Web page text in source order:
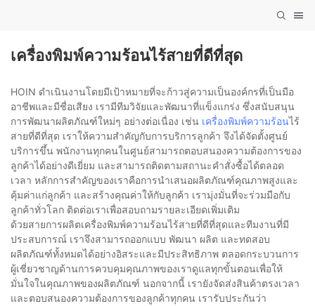
เครื่องพิมพ์ความร้อนไร้สายที่ดีที่สุด
HOIN ดำเนินงานโดยมีเป้าหมายที่จะก้าวสู่ความเป็นองค์กรที่เป็นมือ
อาชีพและมีชื่อเสียง เรามีทีมวิจัยและพัฒนาที่แข็งแกร่ง ซึ่งสนับสนุน
การพัฒนาผลิตภัณฑ์ใหม่ๆ อย่างต่อเนื่อง เช่น เครื่องพิมพ์ความร้อนไร้
สายที่ดีที่สุด เราให้ความสำคัญกับการบริการลูกค้า จึงได้จัดตั้งศูนย์
บริการขึ้น พนักงานทุกคนในศูนย์สามารถตอบสนองความต้องการของ
ลูกค้าได้อย่างดีเยี่ยม และสามารถติดตามสถานะคำสั่งซื้อได้ตลอด
เวลา หลักการสำคัญของเราคือการนำเสนอผลิตภัณฑ์คุณภาพสูงและ
คุ้มค่าแก่ลูกค้า และสร้างคุณค่าให้กับลูกค้า เรามุ่งมั่นที่จะร่วมมือกับ
ลูกค้าทั่วโลก ติดต่อเราเพื่อสอบถามรายละเอียดเพิ่มเติม
ด้วยสายการผลิตเครื่องพิมพ์ความร้อนไร้สายที่ดีที่สุดและทีมงานที่มี
ประสบการณ์ เราจึงสามารถออกแบบ พัฒนา ผลิต และทดสอบ
ผลิตภัณฑ์ทั้งหมดได้อย่างอิสระและมีประสิทธิภาพ ตลอดกระบวนการ
ผู้เชี่ยวชาญด้านการควบคุมคุณภาพของเราดูแลทุกขั้นตอนเพื่อให้
มั่นใจในคุณภาพของผลิตภัณฑ์ นอกจากนี้ เรายังจัดส่งสินค้าตรงเวลา
และตอบสนองความต้องการของลูกค้าทุกคน เรารับประกันว่า